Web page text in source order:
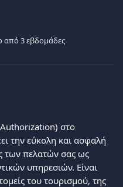
από 3 εβδομάδες
Authorization) στο
την εύκολη και ασφαλή
των πελατών σας ως
υπηρεσιών. Είναι
του τουρισμού, της